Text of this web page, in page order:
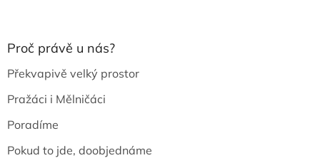
Proč právě u nás?
Překvapivě velký prostor
Pražáci i Mělničáci
Poradíme
Pokud to jde, doobjednáme